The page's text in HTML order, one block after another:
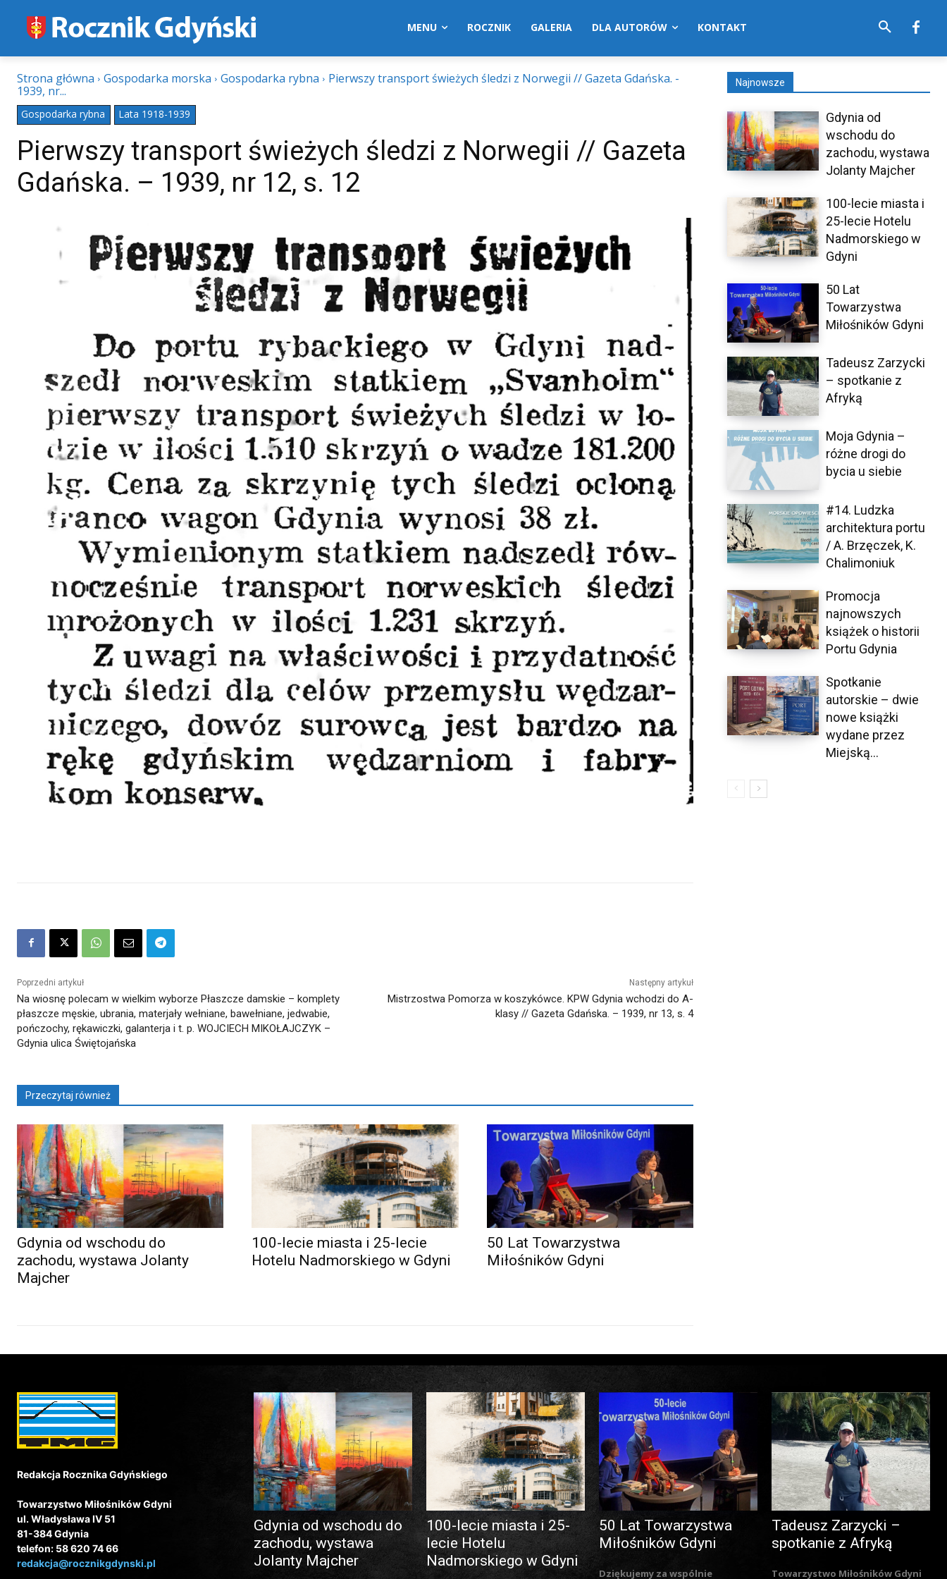
MENU ROCZNIK GALERIA DLA AUTORÓW KONTAKT
Strona główna Gospodarka morska Gospodarka rybna
Pierwszy transport świeżych śledzi z Norwegii // Gazeta Gdańska. -
1939, nr...
Gospodarka rybna Lata 1918-1939
Pierwszy transport świeżych śledzi z Norwegii // Gazeta
Gdańska. – 1939, nr 12, s. 12
Poprzedni artykuł
Na wiosnę polecam w wielkim wyborze Płaszcze damskie – komplety
płaszcze męskie, ubrania, materjały wełniane, bawełniane, jedwabie,
pończochy, rękawiczki, galanterja i t. p. WOJCIECH MIKOŁAJCZYK –
Gdynia ulica Świętojańska
Następny artykuł
Mistrzostwa Pomorza w koszykówce. KPW Gdynia wchodzi do A-
klasy // Gazeta Gdańska. – 1939, nr 13, s. 4
Przeczytaj również
Gdynia od wschodu do
zachodu, wystawa Jolanty
Majcher
100-lecie miasta i 25-lecie
Hotelu Nadmorskiego w Gdyni
50 Lat Towarzystwa
Miłośników Gdyni
Najnowsze
Gdynia od
wschodu do
zachodu, wystawa
Jolanty Majcher
100-lecie miasta i
25-lecie Hotelu
Nadmorskiego w
Gdyni
50 Lat
Towarzystwa
Miłośników Gdyni
Tadeusz Zarzycki
– spotkanie z
Afryką
Moja Gdynia –
różne drogi do
bycia u siebie
#14. Ludzka
architektura portu
/ A. Brzęczek, K.
Chalimoniuk
Promocja
najnowszych
książek o historii
Portu Gdynia
Spotkanie
autorskie – dwie
nowe książki
wydane przez
Miejską...
Redakcja Rocznika Gdyńskiego
Towarzystwo Miłośników Gdyni
ul. Władysława IV 51
81-384 Gdynia
telefon: 58 620 74 66
redakcja@rocznikgdynski.pl
Gdynia od wschodu do
zachodu, wystawa
Jolanty Majcher
100-lecie miasta i 25-
lecie Hotelu
Nadmorskiego w Gdyni
50 Lat Towarzystwa
Miłośników Gdyni
Dziękujemy za wspólnie
Tadeusz Zarzycki –
spotkanie z Afryką
Towarzystwo Miłośników Gdyni